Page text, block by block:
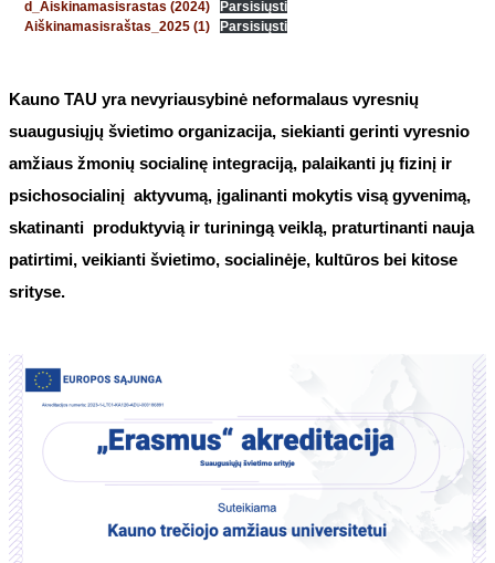
Kauno TAU yra nevyriausybinė neformalaus vyresnių
suaugusiųjų švietimo organizacija, siekianti gerinti vyresnio
amžiaus žmonių socialinę integraciją, palaikanti jų fizinį ir
psichosocialinį aktyvumą, įgalinanti mokytis visą gyvenimą,
skatinanti produktyvią ir turiningą veiklą, praturtinanti nauja
patirtimi, veikianti švietimo, socialinėje, kultūros bei kitose
srityse.
d_Aiskinamasisrastas (2024)
Parsisiųsti
Aiškinamasisraštas_2025 (1)
Parsisiųsti